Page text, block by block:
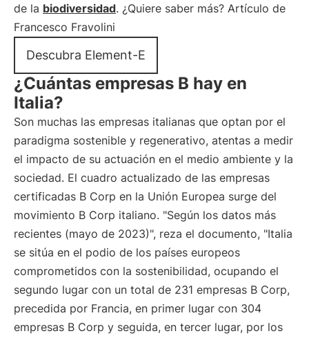
de la biodiversidad. ¿Quiere saber más? Artículo de
Francesco Fravolini
Descubra Element-E
¿Cuántas empresas B hay en
Italia?
Son muchas las empresas italianas que optan por el
paradigma sostenible y regenerativo, atentas a medir
el impacto de su actuación en el medio ambiente y la
sociedad. El cuadro actualizado de las empresas
certificadas B Corp en la Unión Europea surge del
movimiento B Corp italiano. "Según los datos más
recientes (mayo de 2023)", reza el documento, "Italia
se sitúa en el podio de los países europeos
comprometidos con la sostenibilidad, ocupando el
segundo lugar con un total de 231 empresas B Corp,
precedida por Francia, en primer lugar con 304
empresas B Corp y seguida, en tercer lugar, por los